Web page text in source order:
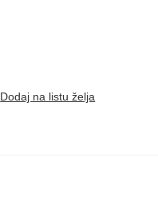
Dodaj na listu želja